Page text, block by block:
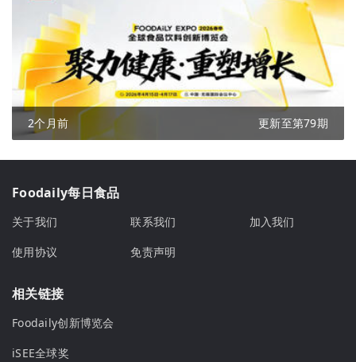
2个月前 更新至第79期
Foodaily每日食品
关于我们 联系我们
加入我们
使用协议
免责声明
相关链接
Foodaily创新博览会
iSEE全球奖